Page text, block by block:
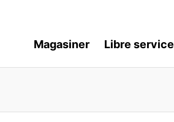
Magasiner Libre service